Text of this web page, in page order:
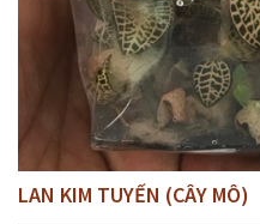
LAN KIM TUYẾN (CÂY MÔ)